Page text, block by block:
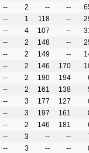
-- 2 -- --
-- 1 118 --
-- 4 107 --
-- 2 148 --
-- 2 149 --
-- 2 146 170
-- 2 190 194
-- 2 161 138
-- 3 177 127
-- 3 197 161
-- 2 146 181
-- 3 -- --
-- 3 -- --